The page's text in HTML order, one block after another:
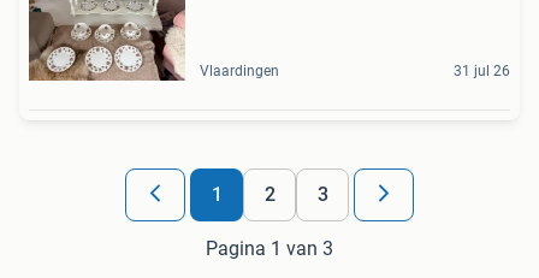
Vlaardingen 31 jul 26
1 2 3
Pagina 1 van 3